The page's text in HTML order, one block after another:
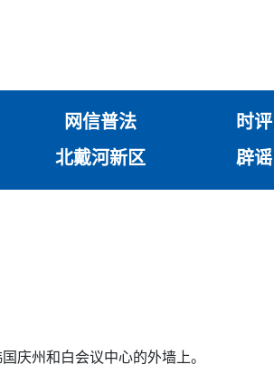
网信普法 时评
北戴河新区 辟谣
庆州和白会议中心的外墙上。